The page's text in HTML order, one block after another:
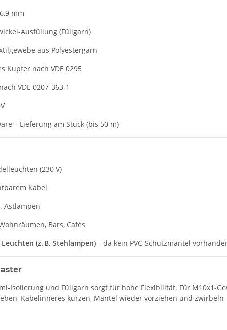
mm
Ausfüllung (Füllgarn)
aus Polyestergarn
Kupfer nach VDE 0295
VDE 0207-363-1
– Lieferung am Stück (bis 50 m)
(230 V)
Kabel
Astlampen
Bars, Cafés
(z. B. Stehlampen) – da kein PVC-Schutzmantel
Isolierung und Füllgarn sorgt für hohe Flexibilität. Für M10x1-
Kabelinneres kürzen, Mantel wieder vorziehen und